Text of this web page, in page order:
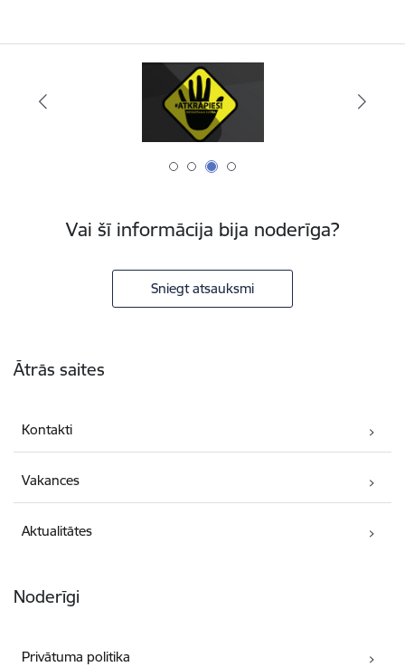
Vai šī informācija bija noderīga?
Sniegt atsauksmi
Ātrās saites
Kontakti
Vakances
Aktualitātes
Noderīgi
Privātuma politika